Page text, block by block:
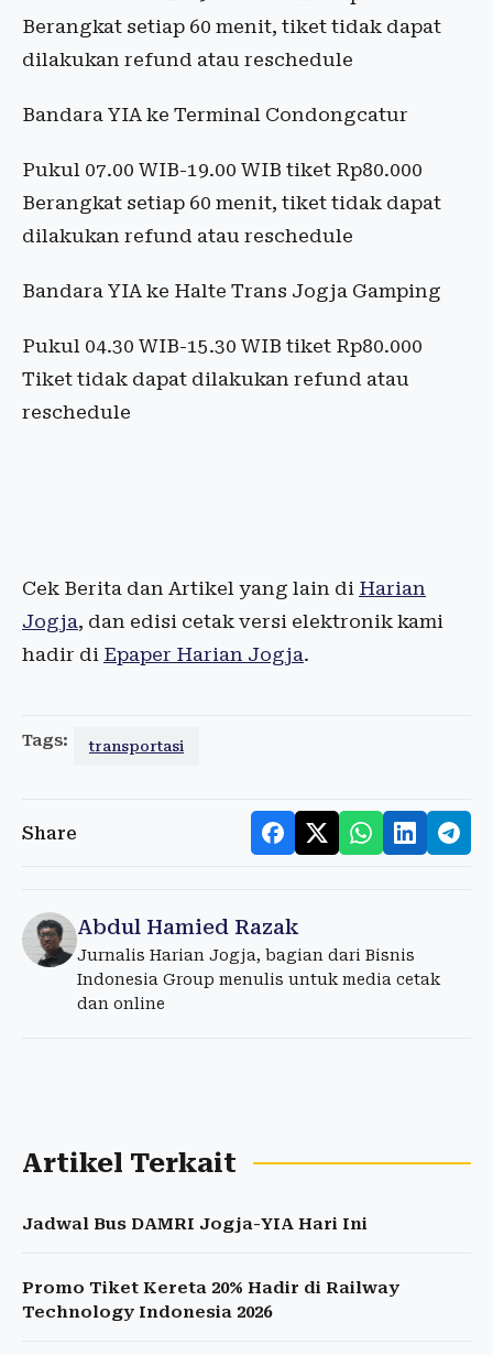
Berangkat setiap 60 menit, tiket tidak dapat
dilakukan refund atau reschedule
Bandara YIA ke Terminal Condongcatur
Pukul 07.00 WIB-19.00 WIB tiket Rp80.000
Berangkat setiap 60 menit, tiket tidak dapat
dilakukan refund atau reschedule
Bandara YIA ke Halte Trans Jogja Gamping
Pukul 04.30 WIB-15.30 WIB tiket Rp80.000
Tiket tidak dapat dilakukan refund atau
reschedule
Cek Berita dan Artikel yang lain di Harian
Jogja, dan edisi cetak versi elektronik kami
hadir di Epaper Harian Jogja.
Tags: transportasi
Share
Abdul Hamied Razak
Jurnalis Harian Jogja, bagian dari Bisnis
Indonesia Group menulis untuk media cetak
dan online
Artikel Terkait
Jadwal Bus DAMRI Jogja-YIA Hari Ini
Promo Tiket Kereta 20% Hadir di Railway
Technology Indonesia 2026